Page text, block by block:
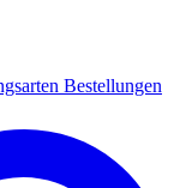
Bestellungen